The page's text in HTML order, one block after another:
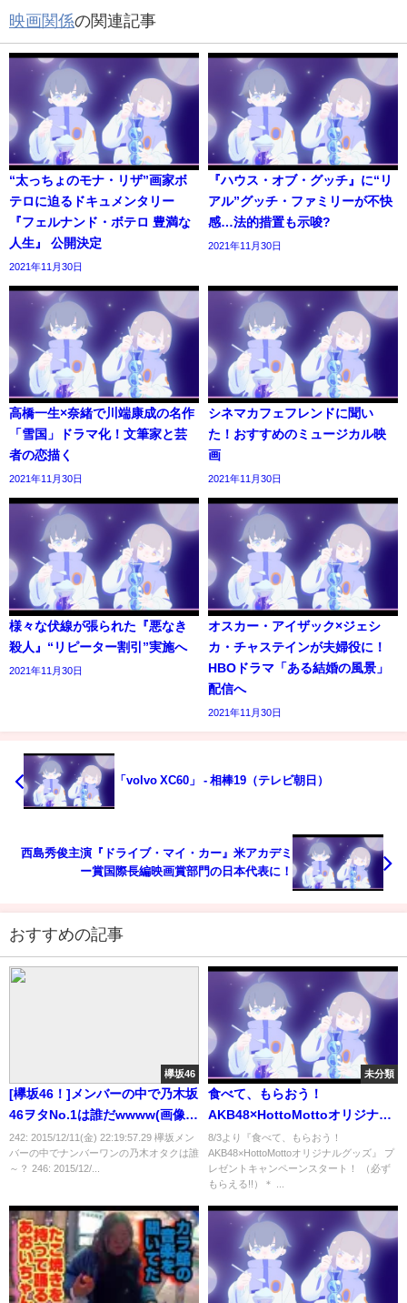
映画関係の関連記事
“太っちょのモナ・リザ”画家ボ
テロに迫るドキュメンタリー
『フェルナンド・ボテロ 豊満な
人生』 公開決定
2021年11月30日
『ハウス・オブ・グッチ』に“リ
アル”グッチ・ファミリーが不快
感…法的措置も示唆?
2021年11月30日
高橋一生×奈緒で川端康成の名作
「雪国」ドラマ化！文筆家と芸
者の恋描く
2021年11月30日
シネマカフェフレンドに聞い
た！おすすめのミュージカル映
画
2021年11月30日
様々な伏線が張られた『悪なき
殺人』“リピーター割引”実施へ
2021年11月30日
オスカー・アイザック×ジェシ
カ・チャステインが夫婦役に！
HBOドラマ「ある結婚の風景」
配信へ
2021年11月30日
「volvo XC60」 - 相棒19（テレビ朝日）
西島秀俊主演『ドライブ・マイ・カー』米アカデミ
ー賞国際長編映画賞部門の日本代表に！
おすすめの記事
欅坂46
[欅坂46！]メンバーの中で乃木坂
46ヲタNo.1は誰だwwww(画像あ
り)
242: 2015/12/11(金) 22:19:57.29 欅坂メン
バーの中でナンバーワンの乃木オタクは誰
～？ 246: 2015/12/...
未分類
食べて、もらおう！
AKB48×HottoMottoオリジナル
グッズ 高橋みなみ 缶バッジ
8/3より『食べて、もらおう！
AKB48×HottoMottoオリジナルグッズ』 プ
レゼントキャンペーンスタート！ （必ず
もらえる!!）＊ ...